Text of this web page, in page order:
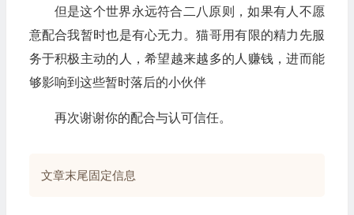
但是这个世界永远符合二八原则，如果有人不愿
意配合我暂时也是有心无力。猫哥用有限的精力先服
务于积极主动的人，希望越来越多的人赚钱，进而能
够影响到这些暂时落后的小伙伴
再次谢谢你的配合与认可信任。
文章末尾固定信息